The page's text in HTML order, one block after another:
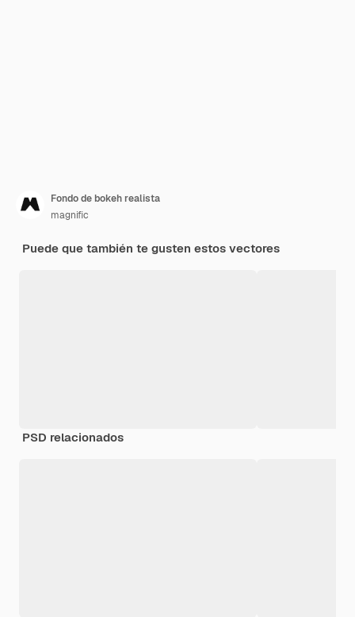
Fondo de bokeh realista
magnific
Puede que también te gusten estos vectores
PSD relacionados